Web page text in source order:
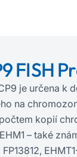
FISH
je určena k
na
kopií
– také